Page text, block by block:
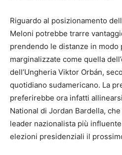
Riguardo al posizionamento
Meloni potrebbe trarre
prendendo le distanze in modo
marginalizzate come quella
dell’Ungheria Viktor Orbán,
quotidiano sudamericano. La
preferirebbe ora infatti
National di Jordan Bardella,
leader nazionalista più
elezioni presidenziali il